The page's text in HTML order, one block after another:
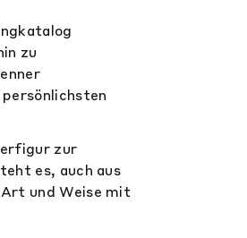
zu
zur
es, auch aus
und Weise mit